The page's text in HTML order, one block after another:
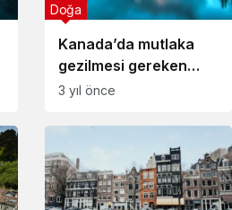
Kanada’da mutlaka
gezilmesi gereken
yerler listesi
Doğa
3 yıl önce